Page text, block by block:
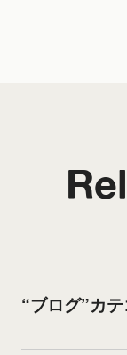
“ブログ”カ